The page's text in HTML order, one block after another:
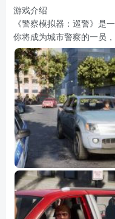
游戏介绍
《警察模拟器：巡警》是
你将成为城市警察的一员